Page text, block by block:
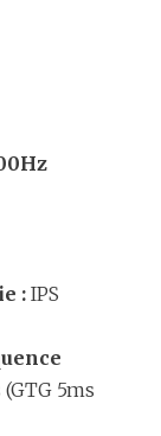
:IPS
(GTG 5ms